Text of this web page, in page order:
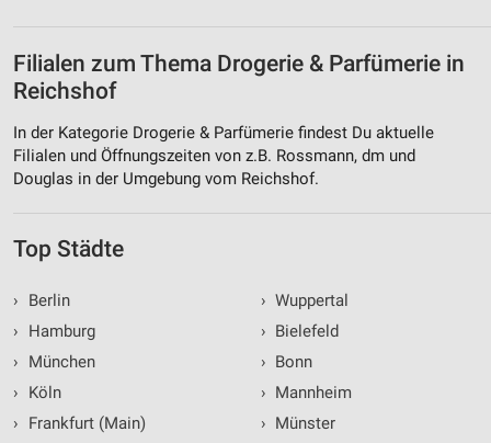
Filialen zum Thema Drogerie & Parfümerie in
Reichshof
In der Kategorie Drogerie & Parfümerie findest Du aktuelle
Filialen und Öffnungszeiten von z.B. Rossmann, dm und
Douglas in der Umgebung vom Reichshof.
Top Städte
›
Berlin
›
Hamburg
›
München
›
Köln
›
Frankfurt (Main)
› Wuppertal
› Bielefeld
› Bonn
› Mannheim
› Münster